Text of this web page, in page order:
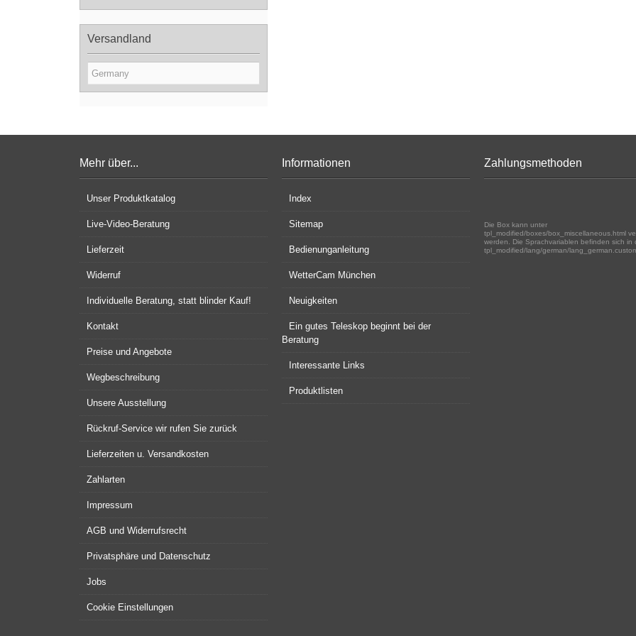
Versandland
Mehr über...
Unser Produktkatalog
Live-Video-Beratung
Lieferzeit
Widerruf
Individuelle Beratung, statt blinder Kauf!
Kontakt
Preise und Angebote
Wegbeschreibung
Unsere Ausstellung
Rückruf-Service wir rufen Sie zurück
Lieferzeiten u. Versandkosten
Zahlarten
Impressum
AGB und Widerrufsrecht
Privatsphäre und Datenschutz
Jobs
Cookie Einstellungen
Informationen
Index
Sitemap
Bedienunganleitung
WetterCam München
Neuigkeiten
Ein gutes Teleskop beginnt bei der
Beratung
Interessante Links
Produktlisten
Zahlungsmethoden
Die Box kann unter
tpl_modified/boxes/box_miscellaneous.html
werden. Die Sprachvariablen befinden sich in
tpl_modified/lang/german/